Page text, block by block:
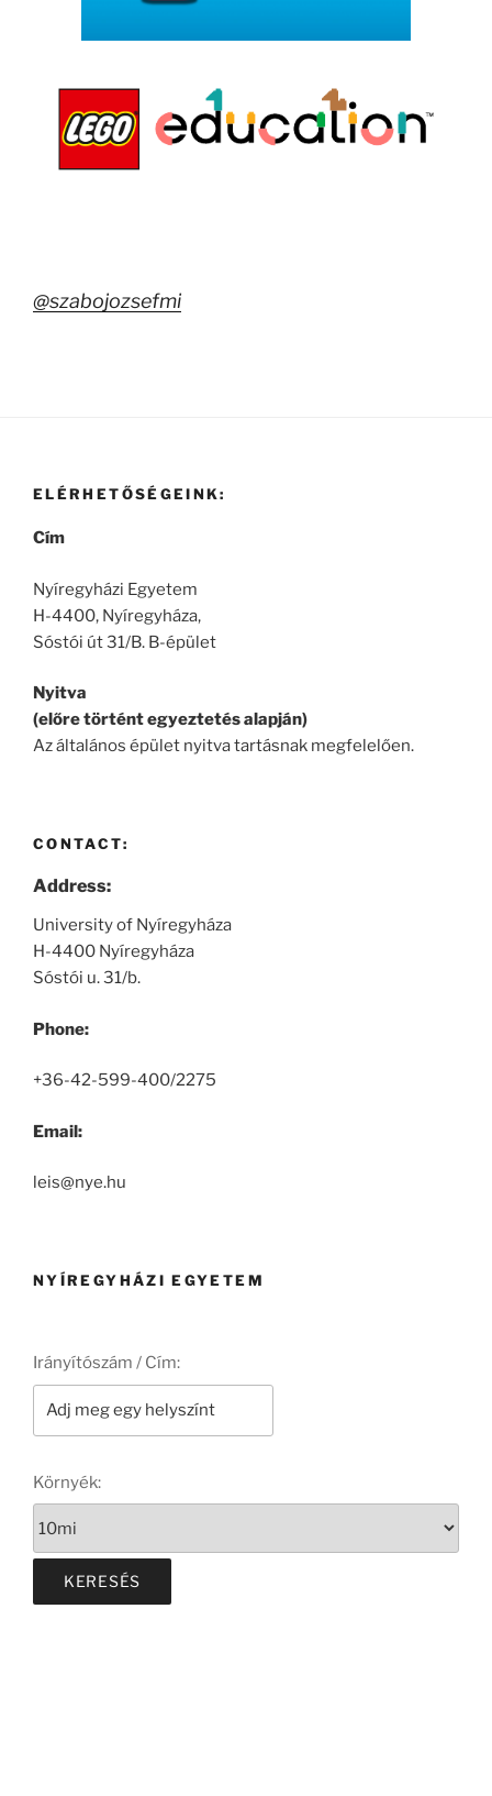
@szabojozsefmi
ELÉRHETŐSÉGEINK:
Cím
Nyíregyházi Egyetem
H-4400, Nyíregyháza,
Sóstói út 31/B. B-épület
Nyitva
(előre történt egyeztetés alapján)
Az általános épület nyitva tartásnak megfelelően.
CONTACT:
Address:
University of Nyíregyháza
H-4400 Nyíregyháza
Sóstói u. 31/b.
Phone:
+36-42-599-400/2275
Email:
leis@nye.hu
NYÍREGYHÁZI EGYETEM
Irányítószám / Cím:
Környék: